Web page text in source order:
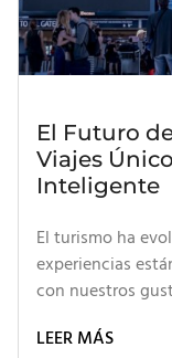
El Futuro
Viajes
Inteligente
El turismo ha
experiencias
con nuestros
LEER MÁS